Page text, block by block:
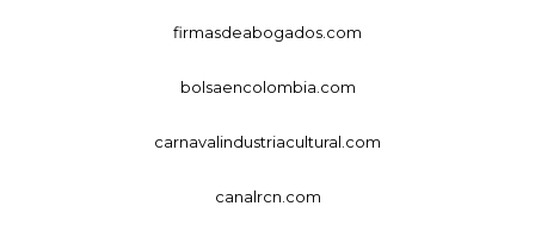
firmasdeabogados.com
bolsaencolombia.com
carnavalindustriacultural.com
canalrcn.com